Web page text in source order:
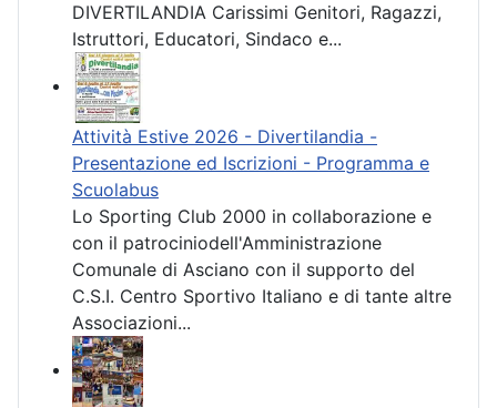
DIVERTILANDIA Carissimi Genitori, Ragazzi,
Istruttori, Educatori, Sindaco e...
Attività Estive 2026 - Divertilandia -
Presentazione ed Iscrizioni - Programma e
Scuolabus
Lo Sporting Club 2000 in collaborazione e
con il patrociniodell'Amministrazione
Comunale di Asciano con il supporto del
C.S.I. Centro Sportivo Italiano e di tante altre
Associazioni...